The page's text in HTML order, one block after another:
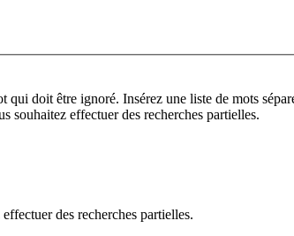
doit être ignoré. Insérez une liste de mots
souhaitez effectuer des recherches partielles.
des recherches partielles.